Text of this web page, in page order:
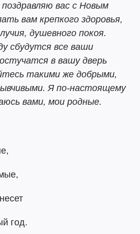
вас с Новым
вам крепкого здоровья,
душевного покоя.
сбудутся все ваши
в вашу дверь
такими же добрыми,
Я по-настоящему
вами, мои родные.
год.